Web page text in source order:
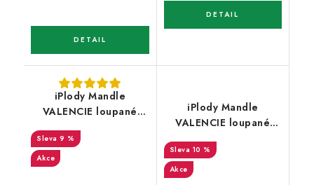
iPlody Mandle
VALENCIE loupané
pražené solené s
bylinkami 150 g
9 %
Akce
iPlody Mandle
VALENCIE loupané
pražené solené s
bylinkami 1 kg
10 %
Akce